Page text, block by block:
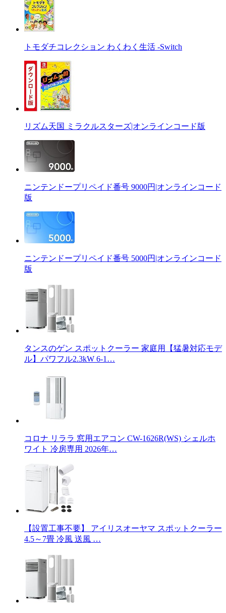
トモダチコレクション わくわく生活 -Switch
リズム天国 ミラクルスターズ|オンラインコード版
ニンテンドープリペイド番号 9000円|オンラインコード
版
ニンテンドープリペイド番号 5000円|オンラインコード
版
タンスのゲン スポットクーラー 家庭用【猛暑対応モデ
ル】パワフル2.3kW 6-1…
コロナ リララ 窓用エアコン CW-1626R(WS) シェルホ
ワイト 冷房専用 2026年…
【設置工事不要】 アイリスオーヤマ スポットクーラー
4.5～7畳 冷風 送風 …